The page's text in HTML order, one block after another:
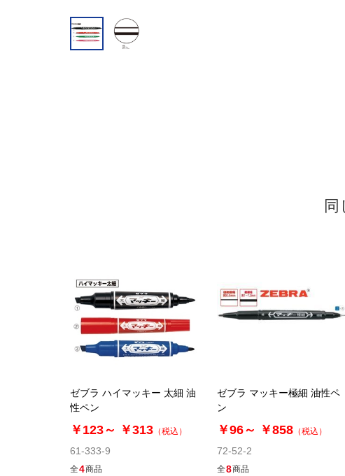
同
ゼブラ ハイマッキー 太細 油
性ペン
￥123～ ￥313 （税込）
61-333-9
全4商品
ゼブラ マッキー極細 油性ペ
ン
￥96～ ￥858 （税込）
72-52-2
全8商品